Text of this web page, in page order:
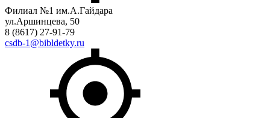
Филиал №1 им.А.Гайдара
ул.Аршинцева, 50
8 (8617) 27-91-79
csdb-1@bibldetky.ru